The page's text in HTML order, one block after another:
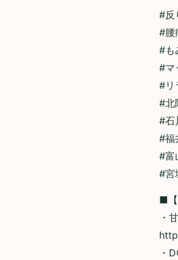
#反
#腰
#も
#マ
#リ
#北
#石
#福
#富
#宮
■【
・
・